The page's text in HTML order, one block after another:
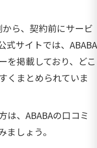
ら、契約前にサービ
式サイトでは、ABABA
を掲載しており、どこ
くまとめられていま
は、ABABAの口コミ
しょう。